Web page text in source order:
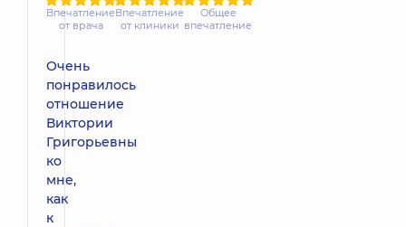
Впечатление
от врача
Впечатление
от клиники
Общее
впечатление
Очень
понравилось
отношение
Виктории
Григорьевны
ко
мне,
как
к